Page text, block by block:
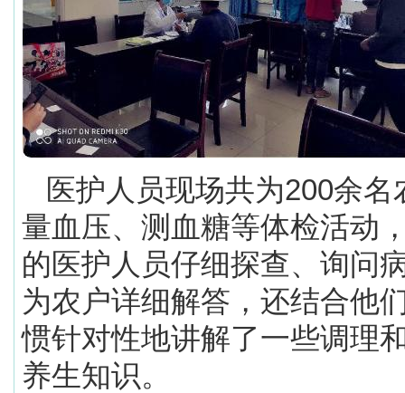
医护人员现场共为200余名
量血压、测血糖等体检活动
的医护人员仔细探查、询问
为农户详细解答，还结合他
惯针对性地讲解了一些调理
养生知识。